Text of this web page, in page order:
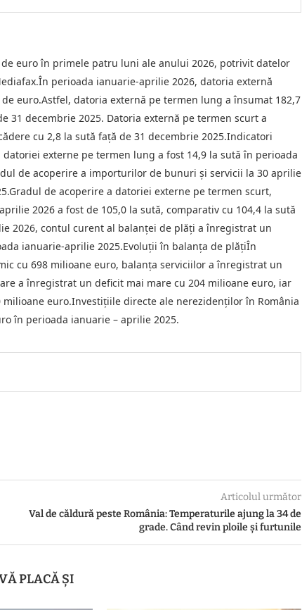
euro în primele patru luni ale anului 2026, potrivit datelor
perioada ianuarie-aprilie 2026, datoria externă
euro.Astfel, datoria externă pe termen lung a însumat 182,7
31 decembrie 2025. Datoria externă pe termen scurt a
cu 2,8 la sută față de 31 decembrie 2025.Indicatori
externe pe termen lung a fost 14,9 la sută în perioada
de acoperire a importurilor de bunuri și servicii la 30 aprilie
de acoperire a datoriei externe pe termen scurt,
2026 a fost de 105,0 la sută, comparativ cu 104,4 la sută
2026, contul curent al balanţei de plăţi a înregistrat un
ianuarie-aprilie 2025.Evoluții în balanța de plățiÎn
cu 698 milioane euro, balanța serviciilor a înregistrat un
a înregistrat un deficit mai mare cu 204 milioane euro, iar
euro.Investiţiile directe ale nerezidenţilor în România
în perioada ianuarie – aprilie 2025.
Articolul următor
Val de căldură peste România: Temperaturile ajung la 34 de
grade. Când revin ploile și furtunile
PLACĂ ȘI